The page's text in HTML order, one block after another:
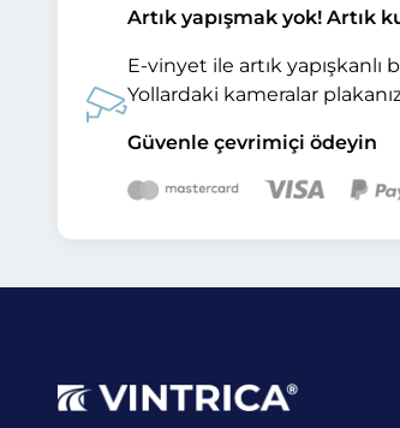
Artık yapışmak yok! Artık
E-vinyet ile artık
Yollardaki kameralar
Güvenle çevrimiçi ödeyin